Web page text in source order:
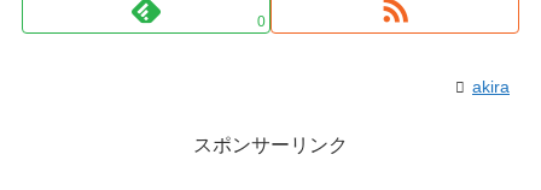
0
akira
スポンサーリンク